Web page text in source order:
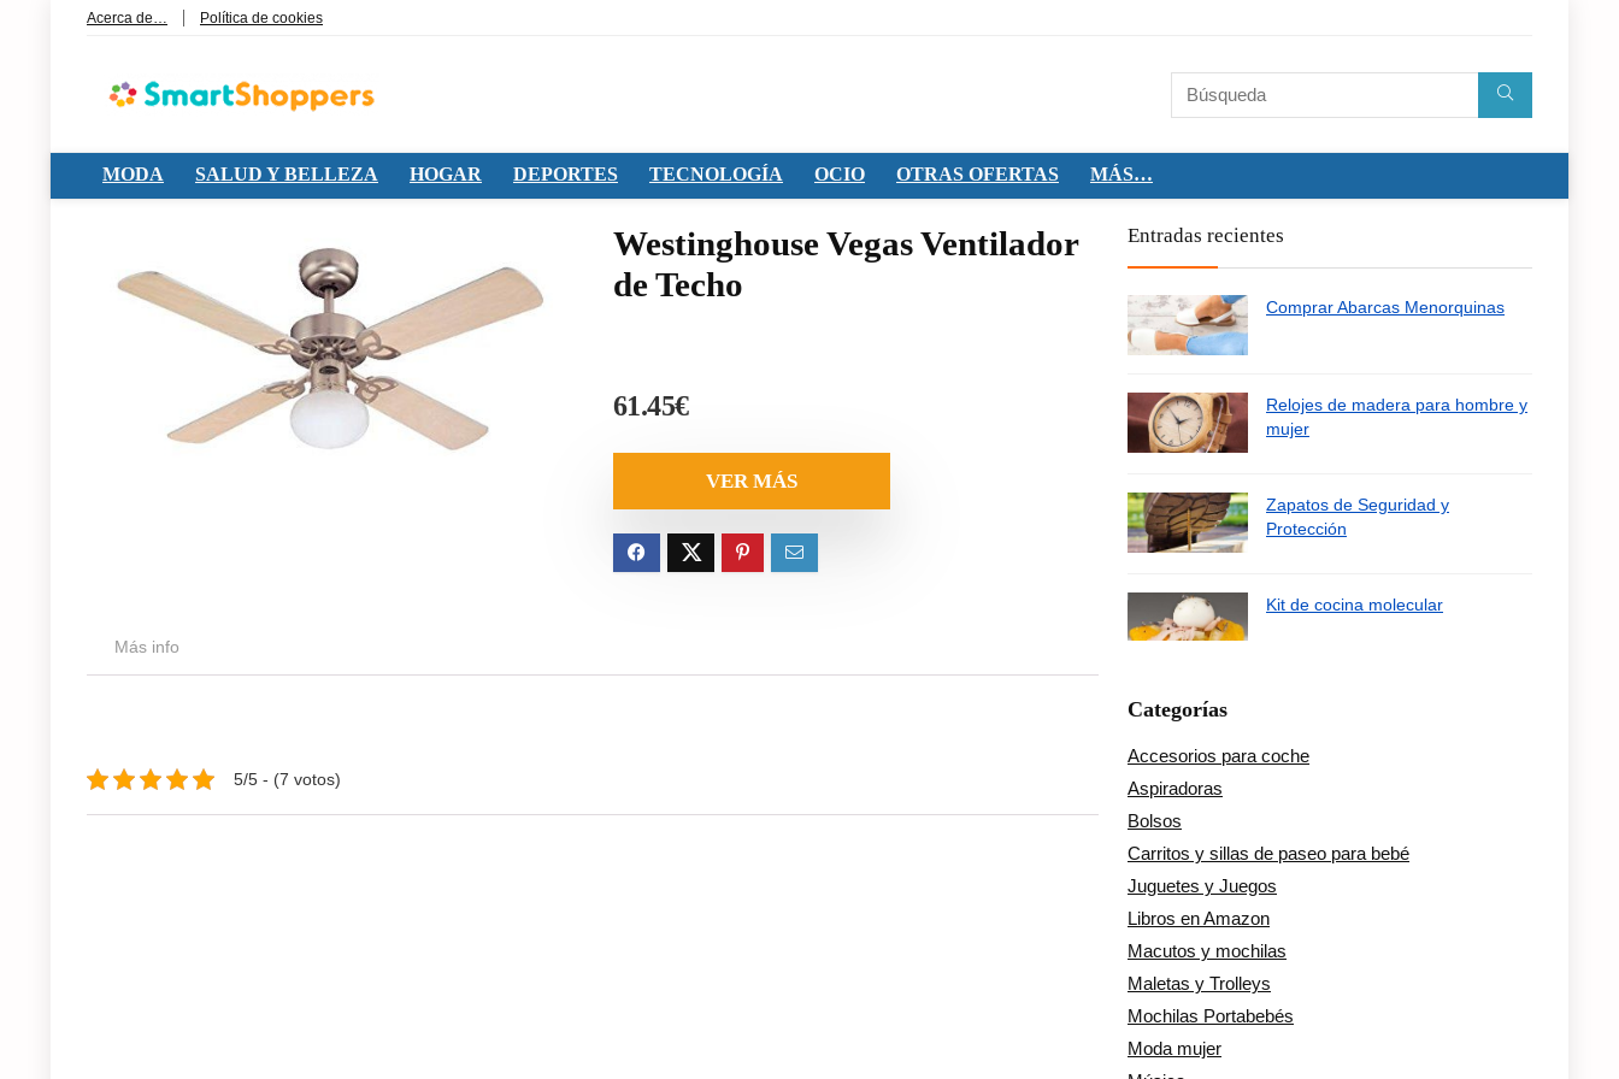
Acerca de… Política de cookies
MODA SALUD Y BELLEZA HOGAR DEPORTES TECNOLOGÍA OCIO OTRAS OFERTAS MÁS…
Westinghouse Vegas Ventilador
de Techo
61.45€
VER MÁS
Más info
5/5 - (7 votos)
Entradas recientes
Comprar Abarcas Menorquinas
Relojes de madera para hombre y
mujer
Zapatos de Seguridad y
Protección
Kit de cocina molecular
Categorías
Accesorios para coche
Aspiradoras
Bolsos
Carritos y sillas de paseo para bebé
Juguetes y Juegos
Libros en Amazon
Macutos y mochilas
Maletas y Trolleys
Mochilas Portabebés
Moda mujer